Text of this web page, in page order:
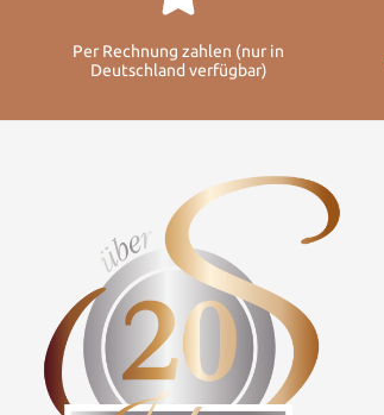
Per Rechnung zahlen (nur in
Deutschland verfügbar)